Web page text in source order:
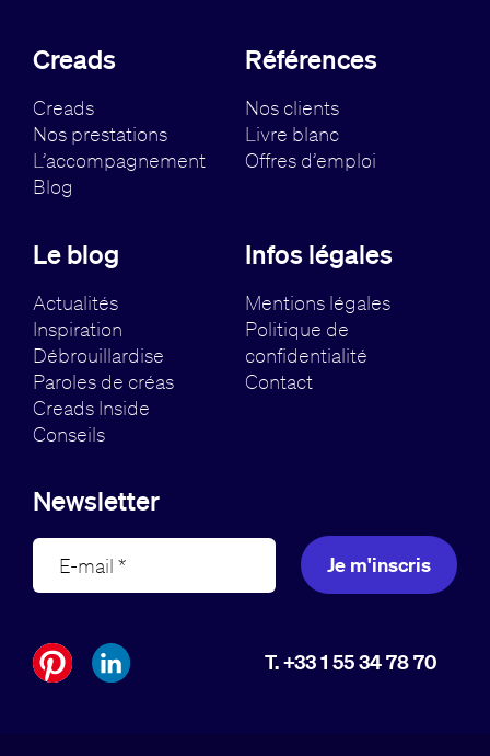
Creads
Creads
Nos prestations
L’accompagnement
Blog
Références
Nos clients
Livre blanc
Offres d’emploi
Le blog
Actualités
Inspiration
Débrouillardise
Paroles de créas
Creads Inside
Conseils
Infos légales
Mentions légales
Politique de
confidentialité
Contact
Newsletter
Je m'inscris
T. +33 1 55 34 78 70